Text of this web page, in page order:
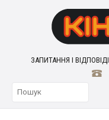
ЗАПИТАННЯ І ВІДПОВІДІ